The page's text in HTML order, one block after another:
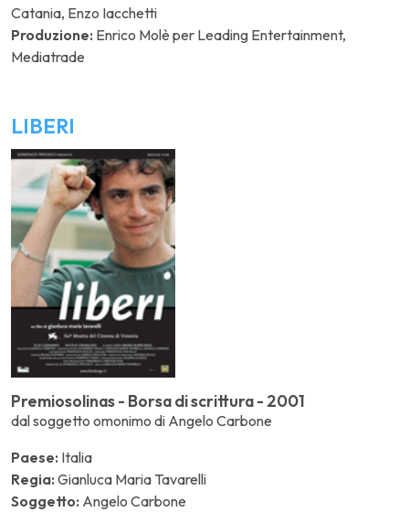
Catania, Enzo Iacchetti
Produzione: Enrico Molè per Leading Entertainment,
Mediatrade
LIBERI
Premiosolinas - Borsa di scrittura - 2001
dal soggetto omonimo di Angelo Carbone
Paese: Italia
Regia: Gianluca Maria Tavarelli
Soggetto: Angelo Carbone